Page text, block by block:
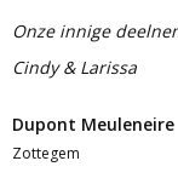
Onze innige
Cindy & Larissa
Dupont Meuleneire
Zottegem